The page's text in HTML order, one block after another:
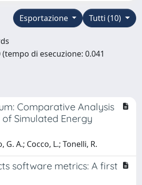
Tutti (10)
Esportazione
di esecuzione: 0.041
Comparative Analysis
Simulated Energy
G. A.; Cocco, L.; Tonelli, R.
software metrics: A first